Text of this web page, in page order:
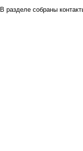
В разделе собраны